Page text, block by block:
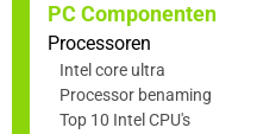
PC Componenten
Processoren
Intel core ultra
Processor benaming
Top 10 Intel CPU's